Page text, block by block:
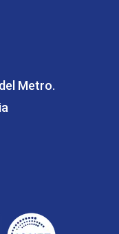
Metro.